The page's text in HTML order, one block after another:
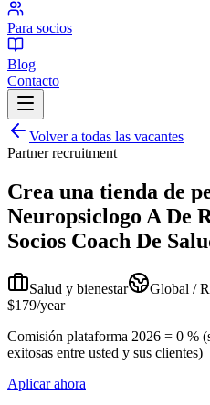
Para socios
Blog
Contacto
Volver a todas las vacantes
Partner recruitment
Crea una tienda de
Neuropsiclogo A De
Socios Coach De
Salud y bienestar Global /
$179/year
Comisión plataforma 2026 = 0 %
exitosas entre usted y sus clientes)
Aplicar ahora